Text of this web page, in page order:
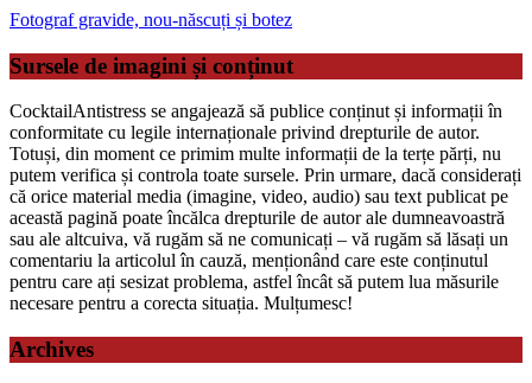
Fotograf gravide, nou-născuți și botez
Sursele de imagini și conținut
CocktailAntistress se angajează să publice conținut și informații în
conformitate cu legile internaționale privind drepturile de autor.
Totuși, din moment ce primim multe informații de la terțe părți, nu
putem verifica și controla toate sursele. Prin urmare, dacă considerați
că orice material media (imagine, video, audio) sau text publicat pe
această pagină poate încălca drepturile de autor ale dumneavoastră
sau ale altcuiva, vă rugăm să ne comunicați – vă rugăm să lăsați un
comentariu la articolul în cauză, menționând care este conținutul
pentru care ați sesizat problema, astfel încât să putem lua măsurile
necesare pentru a corecta situația. Mulțumesc!
Archives